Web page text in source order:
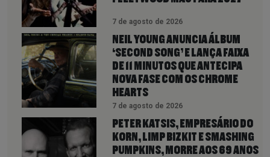
7 de agosto de 2026
NEIL YOUNG ANUNCIA ÁLBUM
‘SECOND SONG’ E LANÇA FAIXA
DE 11 MINUTOS QUE ANTECIPA
NOVA FASE COM OS CHROME
HEARTS
7 de agosto de 2026
PETER KATSIS, EMPRESÁRIO DO
KORN, LIMP BIZKIT E SMASHING
PUMPKINS, MORRE AOS 69 ANOS